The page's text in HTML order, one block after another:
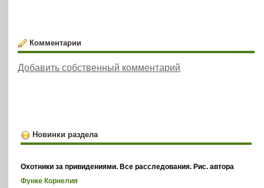
Комментарии
Добавить собственный комментарий
Новинки раздела
Охотники за привидениями. Все расследования. Рис. автора
Функе Корнелия